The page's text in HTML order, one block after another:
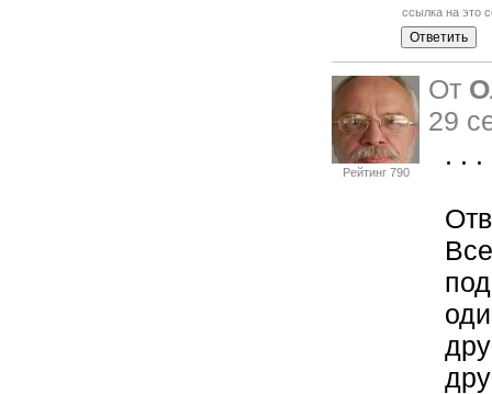
ссылка на это
Рейтинг 790
От
29
. . .